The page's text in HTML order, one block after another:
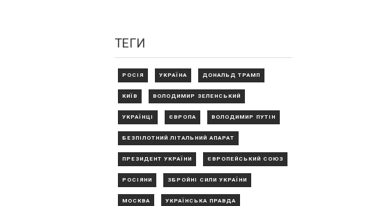
ТЕГИ
РОСІЯ УКРАЇНА ДОНАЛЬД ТРАМП
КИЇВ ВОЛОДИМИР ЗЕЛЕНСЬКИЙ
УКРАЇНЦІ ЄВРОПА ВОЛОДИМИР ПУТІН
БЕЗПІЛОТНИЙ ЛІТАЛЬНИЙ АПАРАТ
ПРЕЗИДЕНТ УКРАЇНИ ЄВРОПЕЙСЬКИЙ СОЮЗ
РОСІЯНИ ЗБРОЙНІ СИЛИ УКРАЇНИ
МОСКВА УКРАЇНСЬКА ПРАВДА